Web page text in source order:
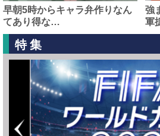
早朝5時からキャラ弁作りなん
てあり得な…
強
軍
特集